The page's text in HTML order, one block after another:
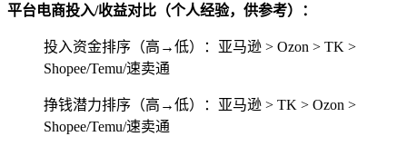
平台电商投入/收益对比（个人经验，供参考）：
投入资金排序（高→低）：亚马逊 > Ozon > TK >
Shopee/Temu/速卖通
挣钱潜力排序（高→低）：亚马逊 > TK > Ozon >
Shopee/Temu/速卖通